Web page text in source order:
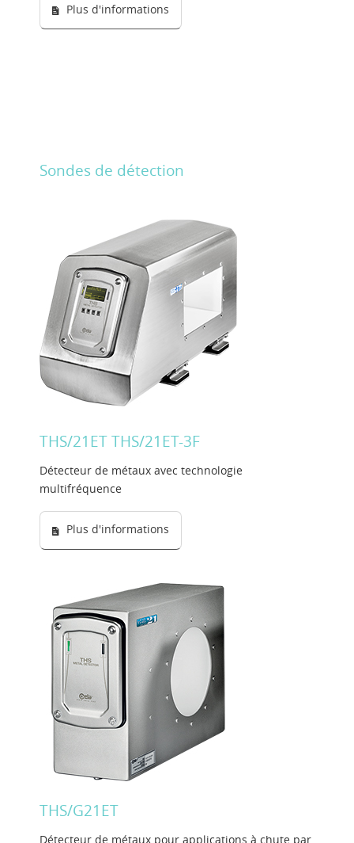
Plus d'informations
Sondes de détection
THS/21ET THS/21ET-3F
Détecteur de métaux avec technologie
multifréquence
Plus d'informations
THS/G21ET
Détecteur de métaux pour applications à chute par